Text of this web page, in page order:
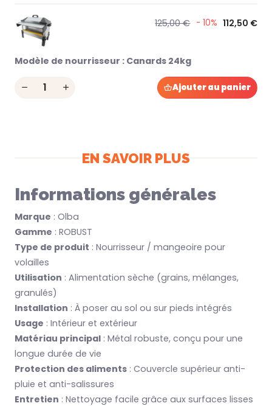
Modèle de nourrisseur : Canards 24kg
125,00 € - 10% 112,50 €
Quantity Ajouter au panier
EN SAVOIR PLUS
Informations générales
Marque : Olba
Gamme : ROBUST
Type de produit : Nourrisseur / mangeoire pour
volailles
Utilisation : Alimentation sèche (grains, mélanges,
granulés)
Installation : À poser au sol ou sur pieds intégrés
Usage : Intérieur et extérieur
Matériau principal : Métal robuste, conçu pour une
longue durée de vie
Protection des aliments : Couvercle supérieur anti-
pluie et anti-salissures
Entretien : Nettoyage facile grâce aux surfaces lisses